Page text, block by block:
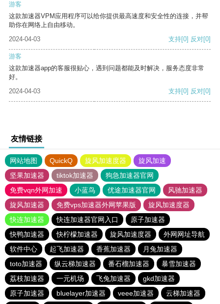
游客
这款加速器VPM应用程序可以给你提供最高速度和安全性的连接，并帮
助你在网络上自由移动。
2024-04-03
支持[0] 反对[0]
游客
这款加速器app的客服很贴心，遇到问题都能及时解决，服务态度非常
好。
2024-04-03
支持[0] 反对[0]
友情链接
网站地图 QuickQ 旋风加速度器
旋风加速
坚果加速器
tiktok加速器
狗急加速器官网
免费vqn外网加速
小蓝鸟 优途加速器官网
风驰加速器
旋风加速器
免费vps加速器外网苹果版
旋风加速度器
快连加速器
快连加速器官网入口
原子加速器
快鸭加速器
快柠檬加速器 旋风加速度器
外网网址导航
软件中心
起飞加速器 香蕉加速器
月兔加速器
toto加速器
纵云梯加速器 番石榴加速器
暴雪加速器
荔枝加速器
一元机场 飞兔加速器
gkd加速器
原子加速器
bluelayer加速器 veee加速器 云梯加速器